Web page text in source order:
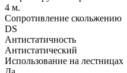
4 м.
Сопротивление скольжению
DS
Антистатичность
Антистатический
Использование на лестницах